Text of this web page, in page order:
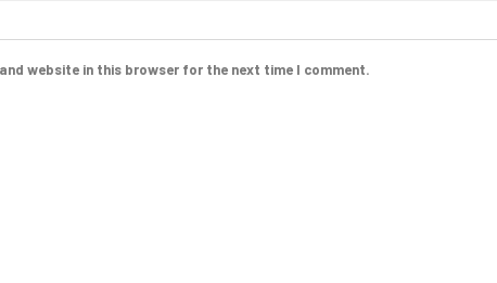
website in this browser for the next time I comment.